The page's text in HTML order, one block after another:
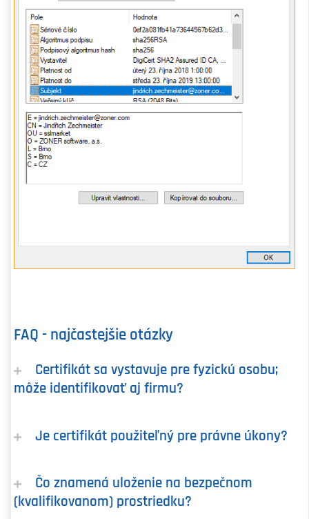
FAQ - najčastejšie otázky
Certifikát sa vystavuje pre fyzickú osobu;
môže identifikovať aj firmu?
Je certifikát použiteľný pre právne úkony?
Čo znamená uloženie na bezpečnom
(kvalifikovanom) prostriedku?